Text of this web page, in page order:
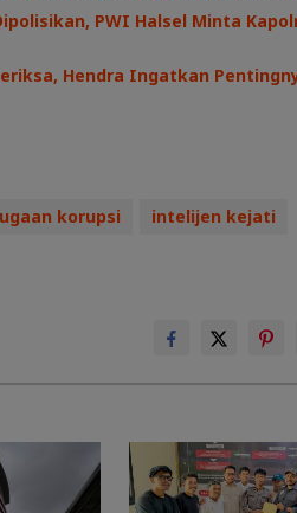
PWI Halsel Minta
Hendra Ingatkan
korupsi
intelijen kejati